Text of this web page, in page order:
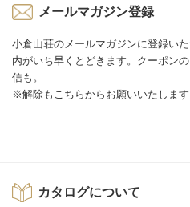
メールマガジン登録
小倉山荘のメールマガジンに登録い
内がいち早くとどきます。クーポン
信も。
※解除もこちらからお願いいたします
カタログについて